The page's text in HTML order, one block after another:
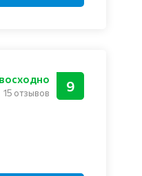
9
15 отзывов